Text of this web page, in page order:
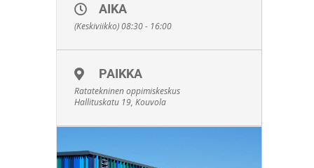
AIKA
(Keskiviikko) 08:30 - 16:00
PAIKKA
Ratatekninen oppimiskeskus
Hallituskatu 19, Kouvola